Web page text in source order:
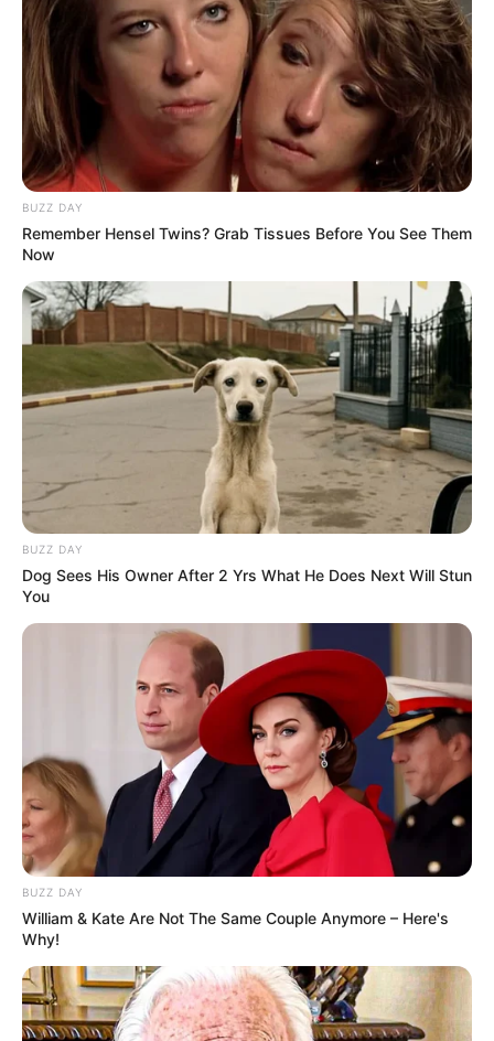
Jika aku berjalan ke sana sendiri, maka aku akan
membuat Kamisato mendapatkan banyak masalah.
Walaupun sumber dari dagame utamanya tidak dilengkpai dengan
opsi AOE, Yoimiya tetap bisa mengalahkan musuh dengan
ledakan api yang mengejutkan dari busur panahnya.
TAGS GENSHIN IMPACT KARAKTER GAME YOIMIYA
BUZZ DAY
Remember Hensel Twins? Grab Tissues Before You See Them
Now
BUZZ DAY
Dog Sees His Owner After 2 Yrs What He Does Next Will Stun
You
BUZZ DAY
William & Kate Are Not The Same Couple Anymore – Here's
Why!